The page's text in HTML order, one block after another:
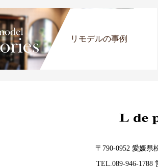
リモデルの事例
〒790-0952 愛媛県
TEL.089-946-1788